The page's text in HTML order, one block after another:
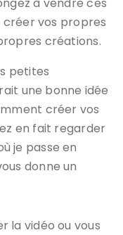
à vendre ces
créer vos propres
créations.
petites
une bonne idée
créer vos
en fait regarder
je passe en
donne un
la vidéo ou vous